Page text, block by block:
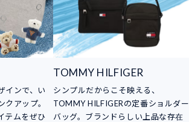
インで、い
クアップ。
テムをぜひ
TOMMY HILFIGER
シンプルだからこそ映える、
TOMMY HILFIGERの定番ショルダー
バッグ。ブランドらしい上品な存在